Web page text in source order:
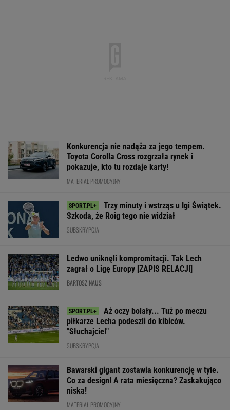
Konkurencja nie nadąża za jego tempem.
Toyota Corolla Cross rozgrzała rynek i
pokazuje, kto tu rozdaje karty!
MATERIAŁ PROMOCYJNY
Trzy minuty i wstrząs u Igi Świątek.
Szkoda, że Roig tego nie widział
SUBSKRYPCJA
Ledwo uniknęli kompromitacji. Tak Lech
zagrał o Ligę Europy [ZAPIS RELACJI]
BARTOSZ NAUS
Aż oczy bolały... Tuż po meczu
piłkarze Lecha podeszli do kibiców.
"Słuchajcie!"
SUBSKRYPCJA
Bawarski gigant zostawia konkurencję w tyle.
Co za design! A rata miesięczna? Zaskakująco
niska!
MATERIAŁ PROMOCYJNY